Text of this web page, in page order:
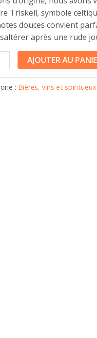
Triskell, symbole
douces convient
après une rude
AJOUTER AU
: Bières, vins et spiritueux